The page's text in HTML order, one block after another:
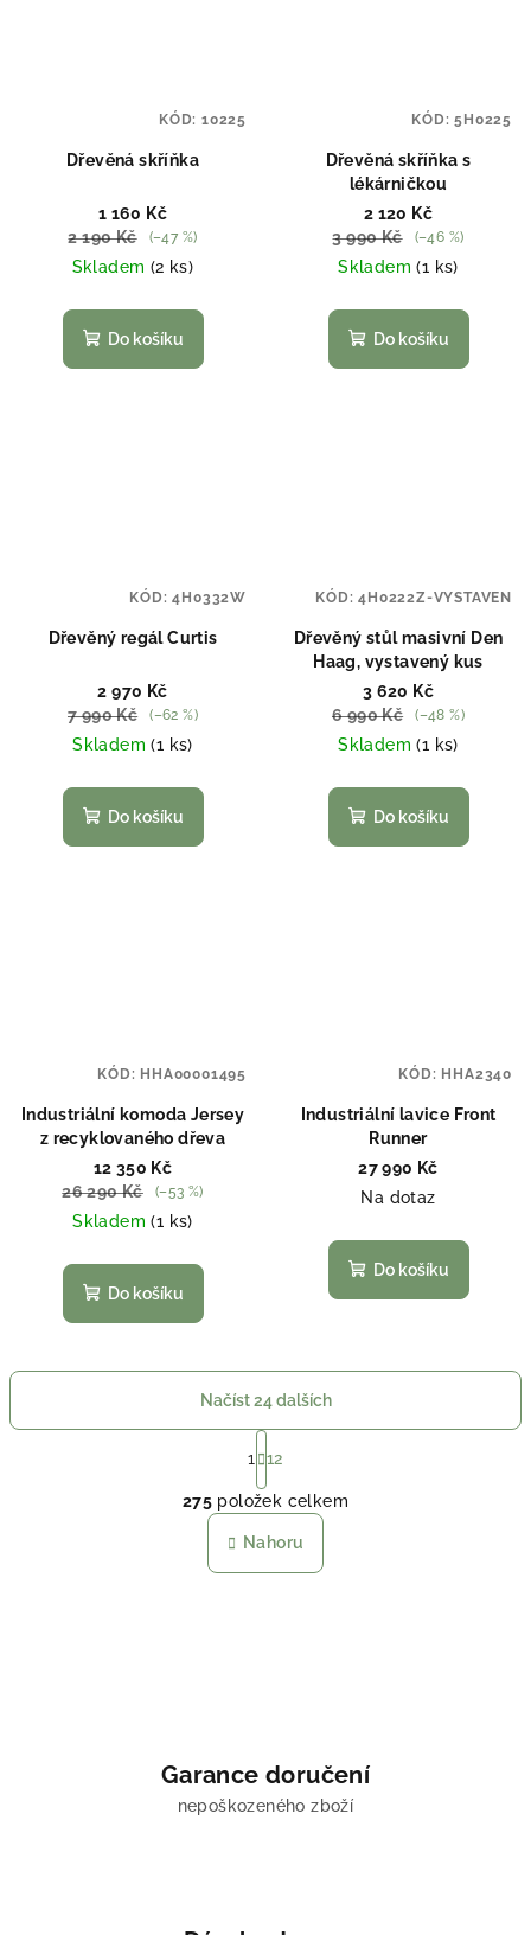
Dřevěná skříňka
1 160 Kč
2 190 Kč
(–47 %)
Skladem (2 ks)
Do košíku
KÓD: 10225
Dřevěná skříňka s
lékárničkou
2 120 Kč
3 990 Kč
(–46 %)
Skladem(1 ks)
Do košíku
KÓD:5H0225
Dřevěný regál Curtis
2 970 Kč
7 990 Kč
(–62 %)
Skladem(1 ks)
Do košíku
KÓD:4H0332W
Dřevěný stůl masivní Den
Haag, vystavený kus
3 620 Kč
6 990 Kč
(–48 %)
Skladem(1 ks)
Do košíku
KÓD:4H0222Z-VYSTAVEN
Industriální komoda Jersey
z recyklovaného dřeva
12 350 Kč
26 290 Kč
(–53 %)
Skladem(1 ks)
Do košíku
KÓD: HHA00001495
Industriální lavice Front
Runner
27 990 Kč
Na dotaz
Do košíku
KÓD: HHA2340
O
v
l
á
k
y
Načíst 24 dalších
S
t
r
á
n
k
o
1 12
275 položek celkem
Nahoru
Garance doručení
nepoškozeného zboží